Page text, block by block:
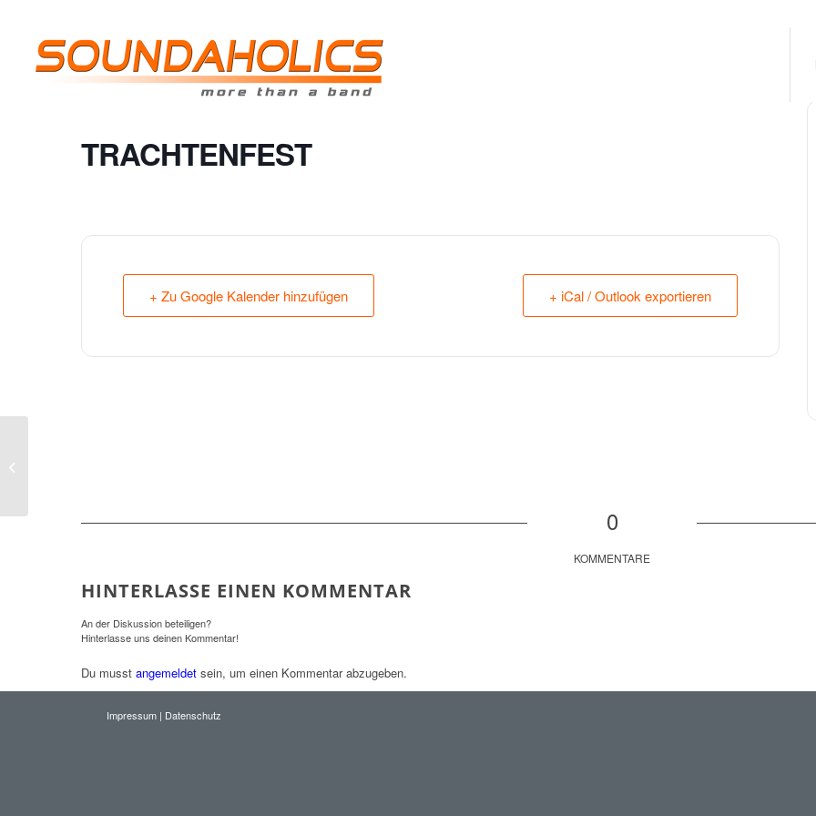
TRACHTENFEST
+ Zu Google Kalender hinzufügen + iCal / Outlook exportieren
0
KOMMENTARE
HINTERLASSE EINEN KOMMENTAR
An der Diskussion beteiligen?
Hinterlasse uns deinen Kommentar!
Du musst angemeldet sein, um einen Kommentar abzugeben.
Impressum | Datenschutz